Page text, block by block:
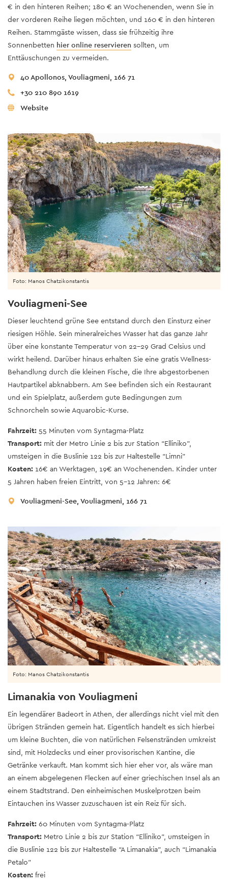
€ in den hinteren Reihen; 180 € an Wochenenden, wenn Sie in
der vorderen Reihe liegen möchten, und 160 € in den hinteren
Reihen. Stammgäste wissen, dass sie frühzeitig ihre
Sonnenbetten hier online reservieren sollten, um
Enttäuschungen zu vermeiden.
40 Apollonos, Vouliagmeni, 166 71
+30 210 890 1619
Website
Foto: Manos Chatzikonstantis
Vouliagmeni-See
Dieser leuchtend grüne See entstand durch den Einsturz einer
riesigen Höhle. Sein mineralreiches Wasser hat das ganze Jahr
über eine konstante Temperatur von 22-29 Grad Celsius und
wirkt heilend. Darüber hinaus erhalten Sie eine gratis Wellness-
Behandlung durch die kleinen Fische, die Ihre abgestorbenen
Hautpartikel abknabbern. Am See befinden sich ein Restaurant
und ein Spielplatz, außerdem gute Bedingungen zum
Schnorcheln sowie Aquarobic-Kurse.
Fahrzeit: 55 Minuten vom Syntagma-Platz
Transport: mit der Metro Linie 2 bis zur Station “Elliniko”,
umsteigen in die Buslinie 122 bis zur Haltestelle “Limni”
Kosten: 16€ an Werktagen, 19€ an Wochenenden. Kinder unter
5 Jahren haben freien Eintritt, von 5-12 Jahren: 6€
Vouliagmeni-See, Vouliagmeni, 166 71
Limanakia von Vouliagmeni
Ein legendärer Badeort in Athen, der allerdings nicht viel mit den
übrigen Stränden gemein hat. Eigentlich handelt es sich hierbei
um kleine Buchten, die von natürlichen Felsenstränden umkreist
sind, mit Holzdecks und einer provisorischen Kantine, die
Getränke verkauft. Man kommt sich hier eher vor, als wäre man
an einem abgelegenen Flecken auf einer griechischen Insel als an
einem Stadtstrand. Den einheimischen Muskelprotzen beim
Eintauchen ins Wasser zuzuschauen ist ein Reiz für sich.
Fahrzeit: 60 Minuten vom Syntagma-Platz
Transport: Metro Linie 2 bis zur Station “Elliniko”, umsteigen in
die Buslinie 122 bis zur Haltestelle “A Limanakia”, auch “Limanakia
Petalo”
Kosten: frei
Foto: Manos Chatzikonstantis